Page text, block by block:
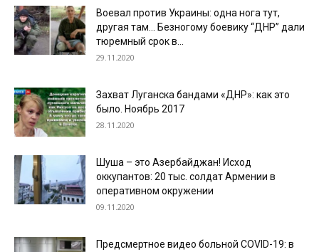
Воевал против Украины: одна нога тут,
другая там… Безногому боевику “ДНР” дали
тюремный срок в...
29.11.2020
Захват Луганска бандами «ДНР»: как это
было. Ноябрь 2017
28.11.2020
Шуша – это Азербайджан! Исход
оккупантов: 20 тыс. солдат Армении в
оперативном окружении
09.11.2020
Предсмертное видео больной СOVID-19: в